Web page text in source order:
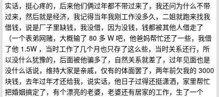
实话，挺心疼的，后来他们俩过年都不带过来了，我还问为什么不带
过来，然后就是经济，我记得当年我刚工作没多久，二姐就跑来找我
借钱，说是厂子里缺钱，我没借，因为没钱，钱都被其他人借走了
（一个表弟网赌，大概输了 80 多 W 吧，他爸妈帮忙还了一些，我借
了他 1.5W ，当时工作了几个月也只存了这么些，当时关系还行，所
以没什么犹豫的，后面被他骗多了，自然关系就差了，过年见面也是
没什么话说，维持大家是亲戚，仅有的体面罢了，两年前欠我的 3000
块钱，去年过年才还给我，说实话，他日子过得还挺潇洒，家里帮忙
把婚姻搞定了，有个漂亮的老婆，老婆还有居家的工作，生了一个